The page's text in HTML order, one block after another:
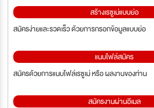
สร้างเรซูเม่แบบย่อ
สมัครง่ายและรวดเร็ว ด้วยการกรอกข้อมูลแบบย่อ
แนบไฟล์สมัคร
สมัครด้วยการแนบไฟล์เรซูเม่ หรือ ผลงานของท่าน
สมัครงานผ่านอีเมล